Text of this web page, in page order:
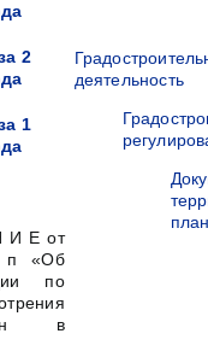
2
1
Е от
«Об
по
в
деятельность